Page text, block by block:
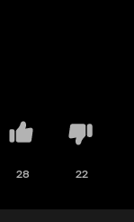
28 22